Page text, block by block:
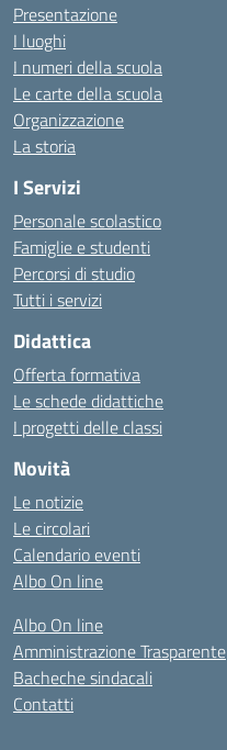
Presentazione
I luoghi
I numeri della scuola
Le carte della scuola
Organizzazione
La storia
I Servizi
Personale scolastico
Famiglie e studenti
Percorsi di studio
Tutti i servizi
Didattica
Offerta formativa
Le schede didattiche
I progetti delle classi
Novità
Le notizie
Le circolari
Calendario eventi
Albo On line
Albo On line
Amministrazione Trasparente
Bacheche sindacali
Contatti